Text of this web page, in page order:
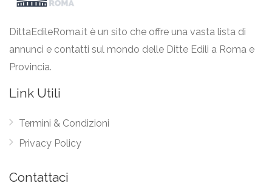
DittaEdileRoma.it è un sito che offre una vasta lista di
annunci e contatti sul mondo delle Ditte Edili a Roma e
Provincia.
Link Utili
Termini & Condizioni
Privacy Policy
Contattaci